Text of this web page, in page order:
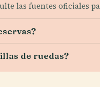
las fuentes oficiales
de ruedas?